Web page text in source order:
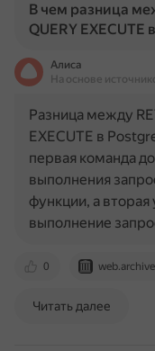
В чем разница
QUERY EXECUTE
Алиса
На основе
0
Разница между
EXECUTE в
первая команда
выполнения
функции, а вторая
выполнение
Читать далее